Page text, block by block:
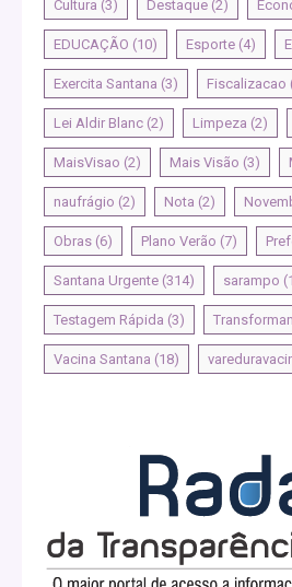
Cultura (3) Destaque (2)
EDUCAÇÃO (10) Esporte (4)
Exercita Santana (3) Fiscalizacao
Lei Aldir Blanc (2) Limpeza (2)
MaisVisao (2) Mais Visão (3)
naufrágio (2) Nota (2)
Obras (6) Plano Verão (7)
Santana Urgente (314) sarampo
Testagem Rápida (3)
Vacina Santana (18)